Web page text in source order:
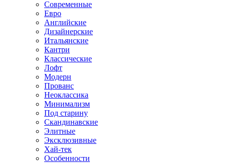
Современные
Евро
Английские
Дизайнерские
Итальянские
Кантри
Классические
Лофт
Модерн
Прованс
Неоклассика
Минимализм
Под старину
Скандинавские
Элитные
Эксклюзивные
Хай-тек
Особенности